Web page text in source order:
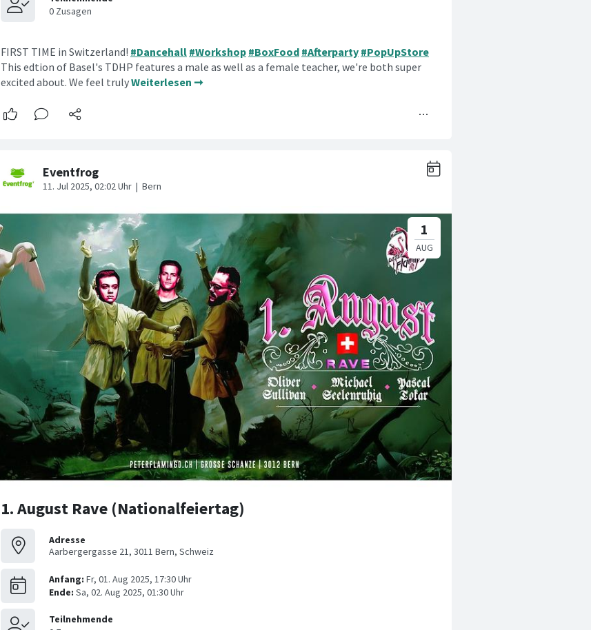
FIRST TIME in Switzerland! #Dancehall #Workshop #BoxFood #Afterparty #PopUpStore
This edtion of Basel's TDHP features a male as well as a female teacher, we're both super
excited about. We feel trulyWeiterlesen ➞
1. August Rave (Nationalfeiertag)
Adresse
Aarbergergasse 21, 3011 Bern, Schweiz